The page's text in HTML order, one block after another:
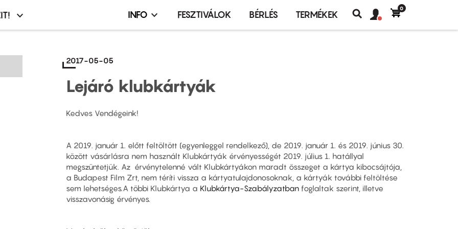
Infó,
INFO FESZTIVÁLOK BÉRLÉS TERMÉKEK
Keresés
fiók
Felhasználói
0
2017-05-05
Lejáró klubkártyák
Kedves Vendégeink!
A 2019. január 1. előtt feltöltött (egyenleggel rendelkező), de 2019. január 1. és 2019. június 30.
között vásárlásra nem használt Klubkártyák érvényességét 2019. július 1. hatállyal
megszüntetjük. Az érvénytelenné vált Klubkártyákon maradt összeget a kártya kibocsájtója,
a Budapest Film Zrt, nem téríti vissza a kártyatulajdonosoknak, a kártyák további feltöltése
sem lehetséges.A többi Klubkártya a Klubkártya-Szabályzatban foglaltak szerint, illetve
visszavonásig érvényes.